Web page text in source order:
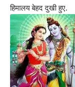
हिमालय बेहद दुखी हुए.